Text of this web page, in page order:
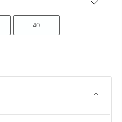
40